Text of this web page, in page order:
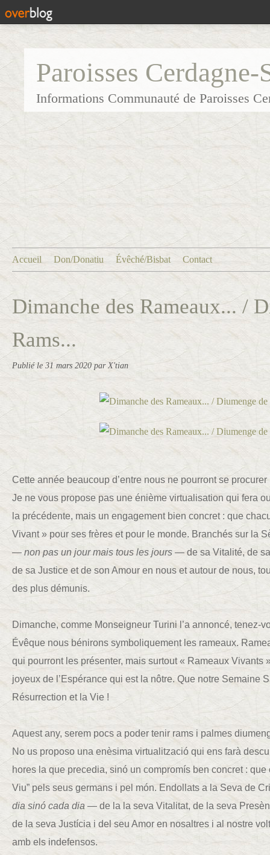
Paroisses
Informations Communauté de Paroisses
Accueil Don/Donatiu Évêché/Bisbat Contact
Dimanche des Rameaux... /
Rams...
Publié le 31 mars 2020 par X'tian
Cette année beaucoup d’entre nous ne pourront se
Je ne vous propose pas une énième virtualisation qui fera
la précédente, mais un engagement bien concret : que
Vivant » pour ses frères et pour le monde. Branchés sur la
— non pas un jour mais tous les jours — de sa Vitalité, de
de sa Justice et de son Amour en nous et autour de nous,
des plus démunis.
Dimanche, comme Monseigneur Turini l’a annoncé, tenez-
Évêque nous bénirons symboliquement les rameaux.
qui pourront les présenter, mais surtout « Rameaux Vivants
joyeux de l’Espérance qui est la nôtre. Que notre Semaine
Résurrection et la Vie !
Aquest any, serem pocs a poder tenir rams i palmes
No us proposo una enèsima virtualització qui ens farà
hores la que precedia, sinó un compromís ben concret :
Viu” pels seus germans i pel món. Endollats a la Seva de
dia sinó cada dia — de la la seva Vitalitat, de la seva
de la seva Justícia i del seu Amor en nosaltres i al nostre
amb els indefensos.